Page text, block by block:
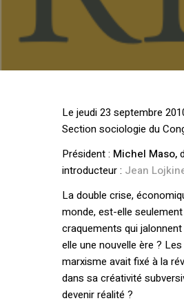
Le jeudi 23 septembre
Section sociologie du
Président : Michel Maso,
introducteur : Jean
La double crise,
monde, est-elle
craquements qui
elle une nouvelle ère ?
marxisme avait fixé à la
dans sa créativité
devenir réalité ?